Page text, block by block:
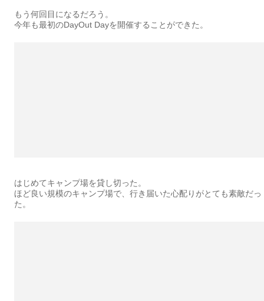
もう何回目になるだろう。
今年も最初のDayOut Dayを開催することができた。
はじめてキャンプ場を貸し切った。
ほど良い規模のキャンプ場で、行き届いた心配りがとても素敵だっ
た。